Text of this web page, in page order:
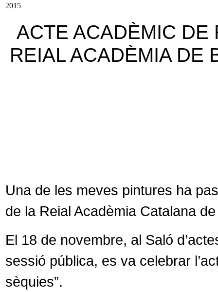
2015
ACTE ACADÈMIC DE
REIAL ACADÈMIA DE
Una de les meves pintures ha
de la Reial Acadèmia Catalana
El 18 de novembre, al Saló
sessió pública, es va celebrar
sèquies”.